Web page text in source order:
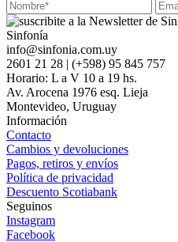
Sinfonía
info@sinfonia.com.uy
2601 21 28 | (+598) 95 845 757
Horario: L a V 10 a 19 hs.
Av. Arocena 1976 esq. Lieja
Montevideo, Uruguay
Información
Contacto
Cambios y devoluciones
Pagos, retiros y envíos
Política de privacidad
Descuento Scotiabank
Seguinos
Instagram
Facebook